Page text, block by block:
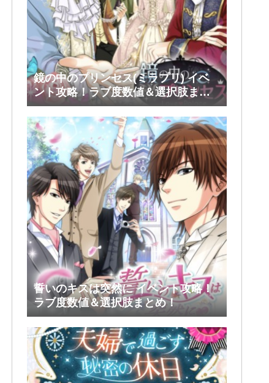
鏡の中のプリンセス(ミラプリ) イベ
ント攻略！ラブ度数値＆選択肢まと
め！
誓いのキスは突然に イベント攻略！
ラブ度数値＆選択肢まとめ！